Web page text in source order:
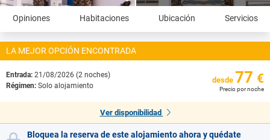
Opiniones Habitaciones Ubicación Servicios
LA MEJOR OPCIÓN ENCONTRADA
Entrada: 21/08/2026 (2 noches)
Régimen: Solo alojamiento
desde 77 €
Precio por noche
Ver disponibilidad
Bloquea la reserva de este alojamiento ahora y quédate